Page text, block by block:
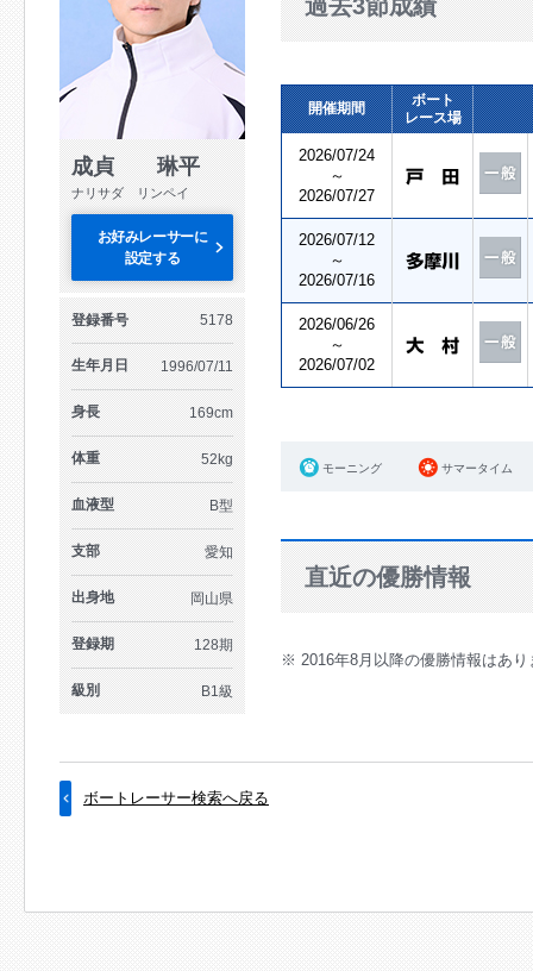
成貞 琳平
ナリサダ リンペイ
お好みレーサーに
設定する
登録番号 5178
生年月日 1996/07/11
身長 169cm
体重 52kg
血液型 B型
支部 愛知
出身地 岡山県
登録期 128期
級別 B1級
過去3節成績
開催期間
ボート
レース場
2026/07/24
～
2026/07/27
2026/07/12
～
2026/07/16
2026/06/26
～
2026/07/02
モーニング サマータイム
直近の優勝情報
※ 2016年8月以降の優勝情報はあり
ボートレーサー検索へ戻る